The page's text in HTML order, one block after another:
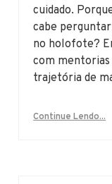
cuidado.
cabe
no holofote?
com mentorias
trajetória de
Continue Lendo...